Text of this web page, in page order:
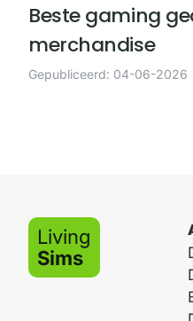
Beste gaming
merchandise
Gepubliceerd: 04-06-2026
Living
Sims